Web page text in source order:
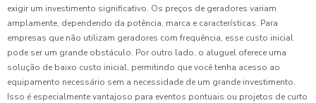
exigir um investimento significativo. Os preços de geradores variam
amplamente, dependendo da potência, marca e características. Para
empresas que não utilizam geradores com frequência, esse custo inicial
pode ser um grande obstáculo. Por outro lado, o aluguel oferece uma
solução de baixo custo inicial, permitindo que você tenha acesso ao
equipamento necessário sem a necessidade de um grande investimento.
Isso é especialmente vantajoso para eventos pontuais ou projetos de curto